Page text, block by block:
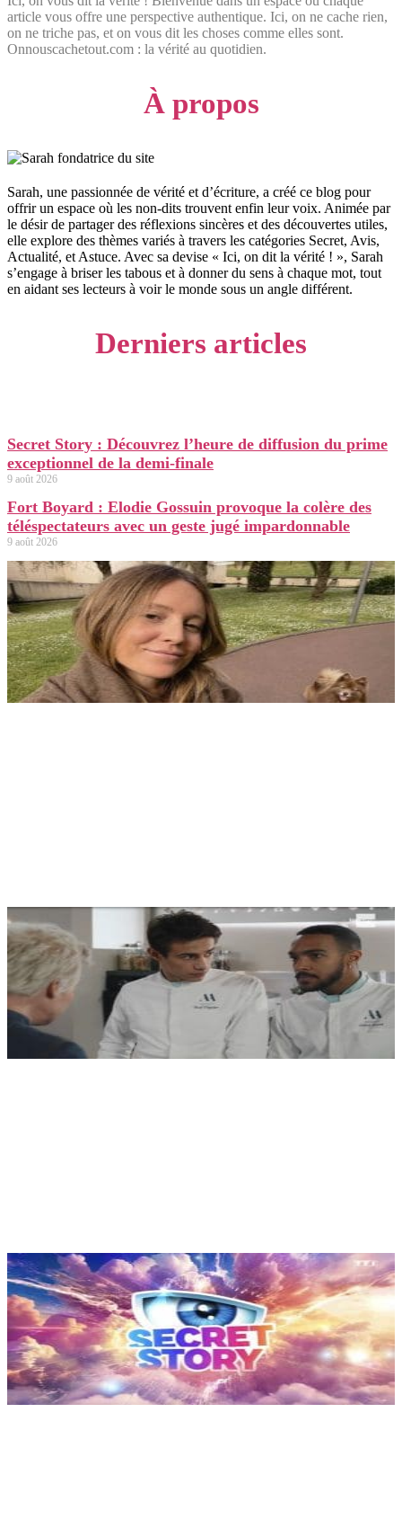
article vous offre une perspective authentique. Ici, on ne cache rien,
on ne triche pas, et on vous dit les choses comme elles sont.
Onnouscachetout.com : la vérité au quotidien.
À propos
Sarah, une passionnée de vérité et d’écriture, a créé ce blog pour
offrir un espace où les non-dits trouvent enfin leur voix. Animée par
le désir de partager des réflexions sincères et des découvertes utiles,
elle explore des thèmes variés à travers les catégories Secret, Avis,
Actualité, et Astuce. Avec sa devise « Ici, on dit la vérité ! », Sarah
s’engage à briser les tabous et à donner du sens à chaque mot, tout
en aidant ses lecteurs à voir le monde sous un angle différent.
Derniers articles
Secret Story : Découvrez l’heure de diffusion du prime
exceptionnel de la demi-finale
9 août 2026
Fort Boyard : Elodie Gossuin provoque la colère des
téléspectateurs avec un geste jugé impardonnable
9 août 2026